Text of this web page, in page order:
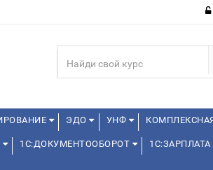
ЭДО УНФ
1С:ДОКУМЕНТООБОРОТ 1С:ЗАРПЛАТА